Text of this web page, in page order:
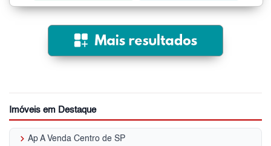
Imóveis em Destaque
keyboard_arrow_right Ap A Venda Centro de SP